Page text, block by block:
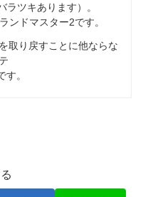
ラツキあります）。
ンドマスター2です。
取り戻すことに他ならな
す。